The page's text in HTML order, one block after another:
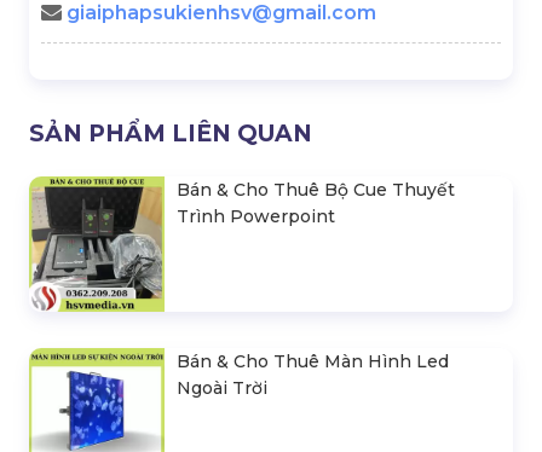
giaiphapsukienhsv@gmail.com
SẢN PHẨM LIÊN QUAN
Bán & Cho Thuê Bộ Cue Thuyết
Trình Powerpoint
Bán & Cho Thuê Màn Hình Led
Ngoài Trời